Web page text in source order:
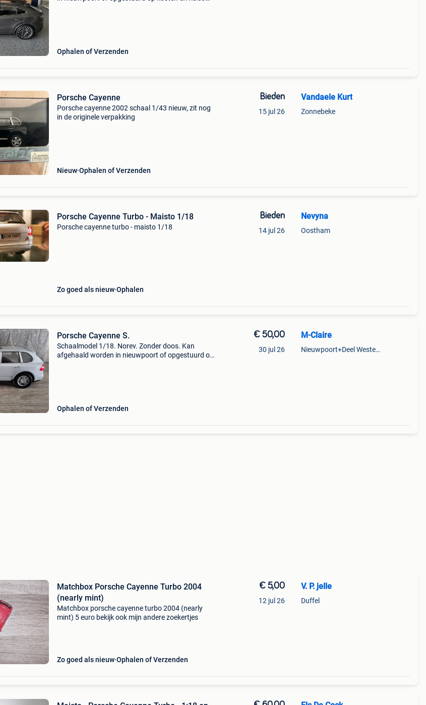
Ophalen of Verzenden
Porsche Cayenne
Porsche cayenne 2002 schaal 1/43 nieuw, zit nog
in de originele verpakking
Nieuw Ophalen of Verzenden
Bieden
15 jul 26
Vandaele Kurt
Zonnebeke
Porsche Cayenne Turbo - Maisto 1/18
Porsche cayenne turbo - maisto 1/18
Zo goed als nieuw Ophalen
Bieden
14 jul 26
Nevyna
Oostham
Porsche Cayenne S.
Schaalmodel 1/18. Norev. Zonder doos. Kan
afgehaald worden in nieuwpoort of opgestuurd op
Ophalen of Verzenden
€ 50,00
30 jul 26
M-Claire
Nieuwpoort+Deel Westende
Matchbox Porsche Cayenne Turbo 2004
(nearly mint)
Matchbox porsche cayenne turbo 2004 (nearly
mint) 5 euro bekijk ook mijn andere zoekertjes
Zo goed als nieuw Ophalen of Verzenden
€ 5,00
12 jul 26
V. P. jelle
Duffel